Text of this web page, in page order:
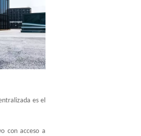
es el
con acceso a